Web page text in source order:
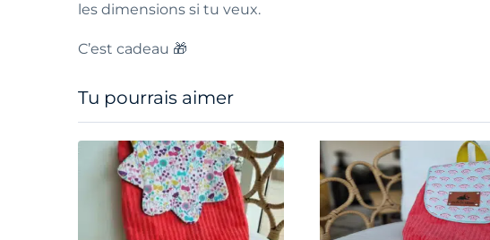
les dimensions si tu veux.
C’est cadeau 🎁
Tu pourrais aimer